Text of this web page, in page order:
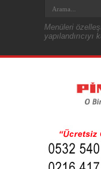
Menüleri
yapılandırıcıyı